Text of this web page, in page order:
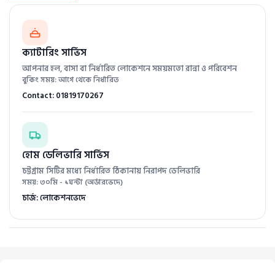
ক্যাটারিং সার্ভিস
আপনার হল, বাসা বা নির্ধারিত লোকেশনে সময়মতো রান্না ও পরিবেশন
বুকিং সময়: আগে থেকে নির্ধারিত
Contact: 01819170267
হোম ডেলিভারি সার্ভিস
চট্টগ্রাম সিটির মধ্যে নির্ধারিত ঠিকানায় নিরাপদ ডেলিভারি
সময়: ৩০মি - ১ঘন্টা (অর্ডারভেদে)
চার্জ: লোকেশনভেদে